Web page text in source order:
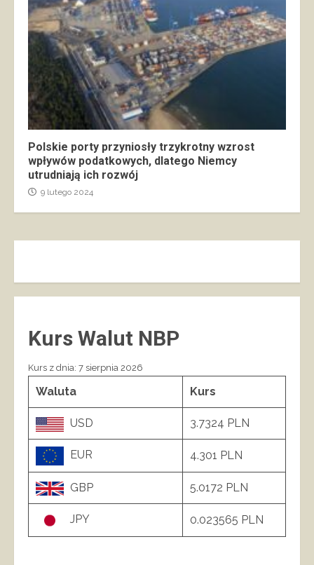
Polskie porty przyniosły trzykrotny wzrost
wpływów podatkowych, dlatego Niemcy
utrudniają ich rozwój
9 lutego 2024
Kurs Walut NBP
Kurs z dnia: 7 sierpnia 2026
Waluta Kurs
USD 3.7324 PLN
EUR 4.301 PLN
GBP 5.0172 PLN
JPY 0.023565 PLN